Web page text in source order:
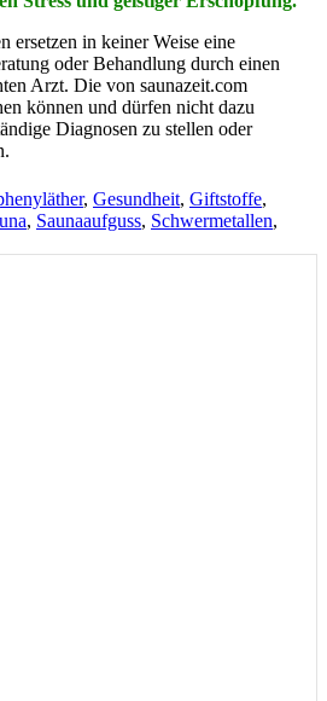
ersetzen in keiner Weise eine
oder Behandlung durch einen
Arzt. Die von saunazeit.com
können und dürfen nicht dazu
Diagnosen zu stellen oder
, Gesundheit, Giftstoffe,
, Saunaaufguss, Schwermetallen,